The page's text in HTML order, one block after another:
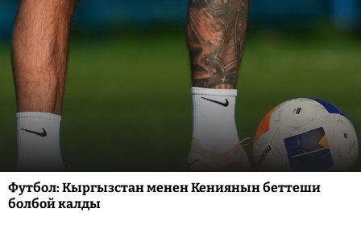
Футбол: Кыргызстан менен Кениянын беттеши
болбой калды